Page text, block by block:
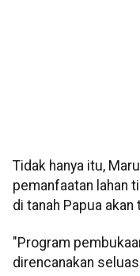
Tidak hanya itu,
pemanfaatan lahan
di tanah Papua
"Program
direncanakan